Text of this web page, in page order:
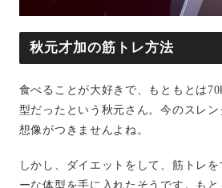
秋元才加の筋トレ方法
食べることが大好きで、もともとは
型だったという秋元さん。今のスレ
想像がつきませんよね。
しかし、ダイエットをして、筋トレ
ーな体型を手に入れたそうです。も